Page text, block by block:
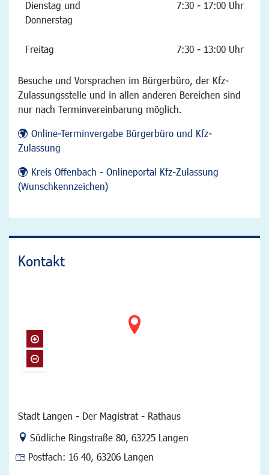
Dienstag und
Donnerstag
7:30 - 17:00 Uhr
Freitag 7:30 - 13:00 Uhr
Besuche und Vorsprachen im Bürgerbüro, der Kfz-
Zulassungsstelle und in allen anderen Bereichen sind
nur nach Terminvereinbarung möglich.
Online-Terminvergabe Bürgerbüro und Kfz-
Zulassung
Kreis Offenbach - Onlineportal Kfz-Zulassung
(Wunschkennzeichen)
Kontakt
Stadt Langen - Der Magistrat - Rathaus
Link zur Google-Maps Navigation
Südliche Ringstraße 80, 63225 Langen
Postfach: 16 40, 63206 Langen